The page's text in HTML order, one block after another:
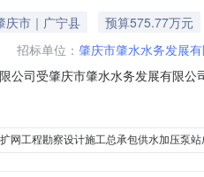
庆市｜广宁县
预算575.77万元
招标单位： 肇庆市肇水水务发展
公司受肇庆市肇水水务发展有限
目宾亨片区东乡供水厂扩网工程
网工程勘察设计施工总承包供水加压泵站